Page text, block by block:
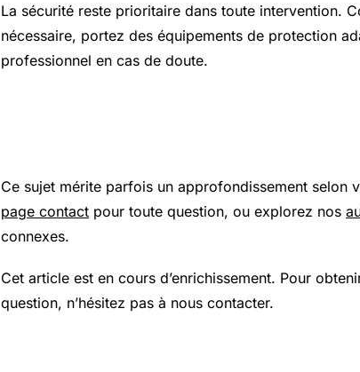
La sécurité reste prioritaire dans toute intervention.
nécessaire, portez des équipements de protection
professionnel en cas de doute.
Ce sujet mérite parfois un approfondissement selon
page contact pour toute question, ou explorez nos
connexes.
Cet article est en cours d’enrichissement. Pour
question, n’hésitez pas à nous contacter.